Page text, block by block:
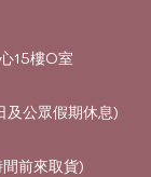
15樓O室
公眾假期休息)
前來取貨)